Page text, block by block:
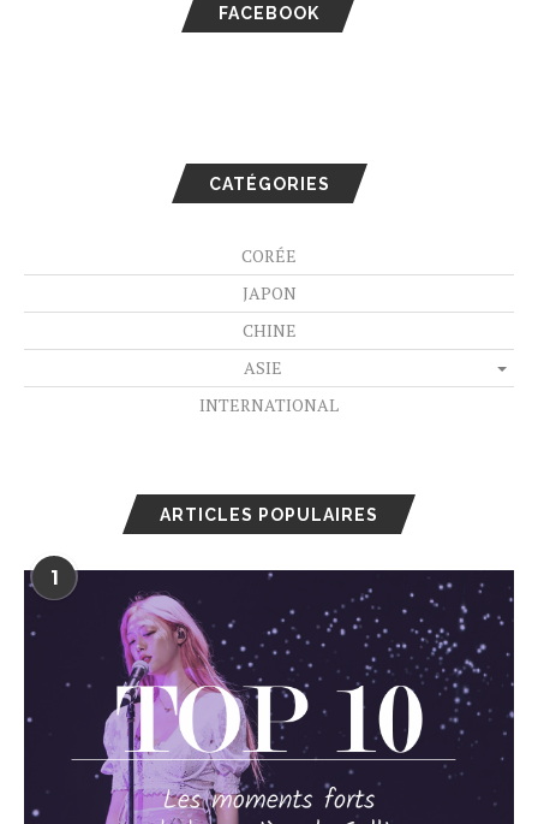
FACEBOOK
CATÉGORIES
CORÉE
JAPON
CHINE
ASIE
INTERNATIONAL
ARTICLES POPULAIRES
1